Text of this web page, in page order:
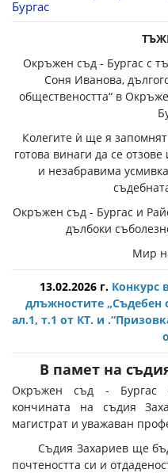
Бургас
Окръжен съд - Бургас с
Соня Иванова,
обществеността“ в
Колегите ѝ ще я
готова винаги да се
и незабравима
Окръжен съд - Бургас и
дълбоки
Мир
13.02.2026 г. Конкурс
длъжностите „Съдебен
ал.1, т.1 от КТ. и
В памет на
Окръжен съд - Бургас
кончината на съдия
магистрат и уважаван
Съдия Захариев ще
почтеността си и